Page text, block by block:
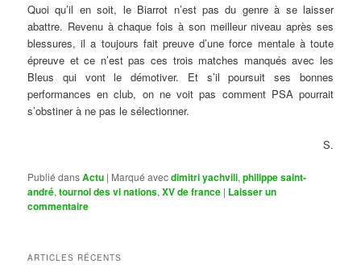
Quoi qu’il en soit, le Biarrot n’est pas du genre à se laisser
abattre. Revenu à chaque fois à son meilleur niveau après ses
blessures, il a toujours fait preuve d’une force mentale à toute
épreuve et ce n’est pas ces trois matches manqués avec les
Bleus qui vont le démotiver. Et s’il poursuit ses bonnes
performances en club, on ne voit pas comment PSA pourrait
s’obstiner à ne pas le sélectionner.
S.
Publié dansActu | Marqué avecdimitri yachvili,philippe saint-
andré,tournoi des vi nations,XV de france | Laisser un
commentaire
ARTICLES RÉCENTS